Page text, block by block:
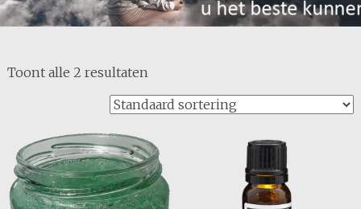
Toont alle 2 resultaten